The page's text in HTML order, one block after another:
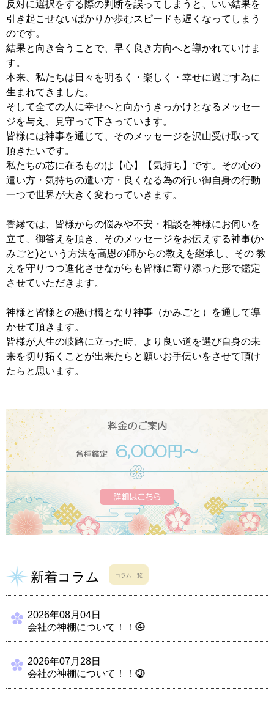
反対に選択をする際の判断を誤ってしまうと、いい結果を
引き起こせないばかりか歩むスピードも遅くなってしまう
のです。
結果と向き合うことで、早く良き方向へと導かれていけま
す。
本来、私たちは日々を明るく・楽しく・幸せに過ごす為に
生まれてきました。
そして全ての人に幸せへと向かうきっかけとなるメッセー
ジを与え、見守って下さっています。
皆様には神事を通じて、そのメッセージを沢山受け取って
頂きたいです。
私たちの芯に在るものは【心】【気持ち】です。その心の
遣い方・気持ちの遣い方・良くなる為の行い御自身の行動
一つで世界が大きく変わっていきます。
香縁では、皆様からの悩みや不安・相談を神様にお伺いを
立て、御答えを頂き、そのメッセージをお伝えする神事(か
みごと)という方法を高恩の師からの教えを継承し、その 教
えを守りつつ進化させながらも皆様に寄り添った形で鑑定
させていただきます。
神様と皆様との懸け橋となり神事（かみごと）を通して導
かせて頂きます。
皆様が人生の岐路に立った時、より良い道を選び自身の未
来を切り拓くことが出来たらと願いお手伝いをさせて頂け
たらと思います。
新着コラム コラム一覧
2026年08月04日
会社の神棚について！！⓸
2026年07月28日
会社の神棚について！！⓷